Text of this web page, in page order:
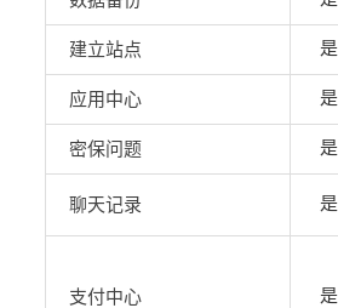
建立站点 是
应用中心 是
密保问题 是
聊天记录 是
支付中心 是